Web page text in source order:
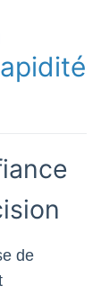
de